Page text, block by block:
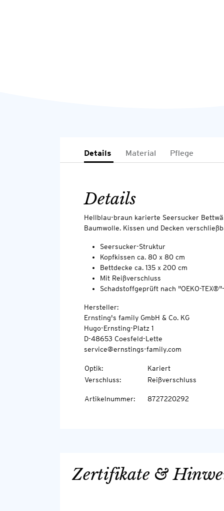
Details Material Pflege
Details
Hellblau-braun karierte Seersucker
Baumwolle. Kissen und Decken
Seersucker-Struktur
Kopfkissen ca. 80 x 80 cm
Bettdecke ca. 135 x 200 cm
Mit Reißverschluss
Schadstoffgeprüft nach "OEKO-
Hersteller:
Ernsting's family GmbH & Co. KG
Hugo-Ernsting-Platz 1
D-48653 Coesfeld-Lette
service@ernstings-family.com
Optik:
Kariert
Verschluss: Reißverschluss
Artikelnummer: 8727220292
Zertifikate &